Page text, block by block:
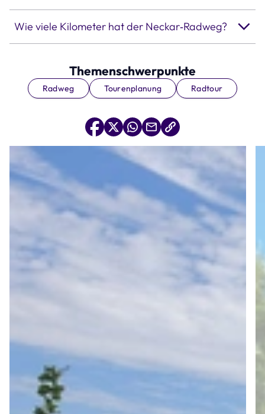
Wie viele Kilometer hat der Neckar‑Radweg?
Themenschwerpunkte
Radweg Tourenplanung Radtour